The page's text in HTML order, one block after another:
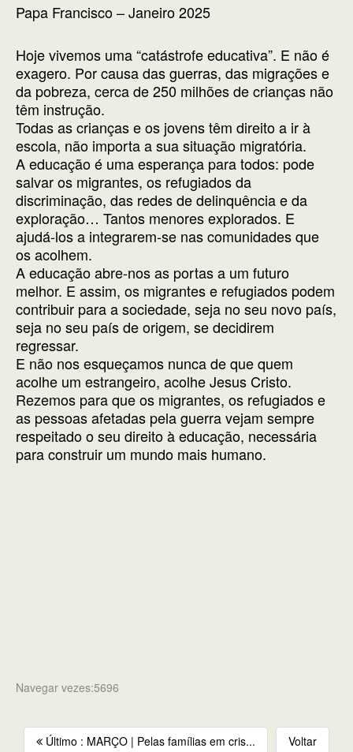
Papa Francisco – Janeiro 2025
Hoje vivemos uma “catástrofe educativa”. E não é
exagero. Por causa das guerras, das migrações e
da pobreza, cerca de 250 milhões de crianças não
têm instrução.
Todas as crianças e os jovens têm direito a ir à
escola, não importa a sua situação migratória.
A educação é uma esperança para todos: pode
salvar os migrantes, os refugiados da
discriminação, das redes de delinquência e da
exploração… Tantos menores explorados. E
ajudá-los a integrarem-se nas comunidades que
os acolhem.
A educação abre-nos as portas a um futuro
melhor. E assim, os migrantes e refugiados podem
contribuir para a sociedade, seja no seu novo país,
seja no seu país de origem, se decidirem
regressar.
E não nos esqueçamos nunca de que quem
acolhe um estrangeiro, acolhe Jesus Cristo.
Rezemos para que os migrantes, os refugiados e
as pessoas afetadas pela guerra vejam sempre
respeitado o seu direito à educação, necessária
para construir um mundo mais humano.
Navegar vezes:5696
Último : MARÇO | Pelas famílias em cris... Voltar